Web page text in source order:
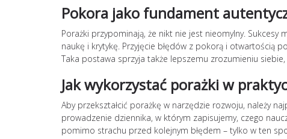
Pokora jako fundament
Porażki przypominają, że nikt nie jest nieomylny.
naukę i krytykę. Przyjęcie błędów z pokorą i otwartością
Taka postawa sprzyja także lepszemu zrozumieniu siebie,
Jak wykorzystać porażki w
Aby przekształcić porażkę w narzędzie rozwoju, należy
prowadzenie dziennika, w którym zapisujemy, czego
pomimo strachu przed kolejnym błędem – tylko w ten